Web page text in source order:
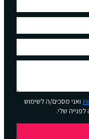
מסכים/ה לשימוש
שלי.